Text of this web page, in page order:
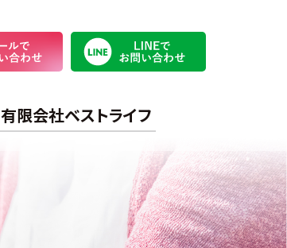
有限会社ベストライフ
メールでお問い合わせ